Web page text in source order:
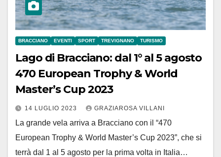
BRACCIANO EVENTI SPORT TREVIGNANO TURISMO
Lago di Bracciano: dal 1° al 5 agosto
470 European Trophy & World
Master’s Cup 2023
14 LUGLIO 2023 GRAZIAROSA VILLANI
La grande vela arriva a Bracciano con il “470
European Trophy & World Master’s Cup 2023”, che si
terrà dal 1 al 5 agosto per la prima volta in Italia…